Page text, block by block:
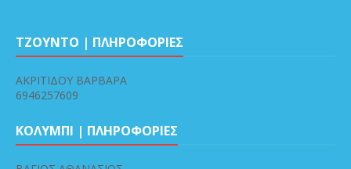
ΤΖΟΥΝΤΟ | ΠΛΗΡΟΦΟΡΙΕΣ
ΑΚΡΙΤΙΔΟΥ ΒΑΡΒΑΡΑ
6946257609
ΚΟΛΥΜΠΙ | ΠΛΗΡΟΦΟΡΙΕΣ